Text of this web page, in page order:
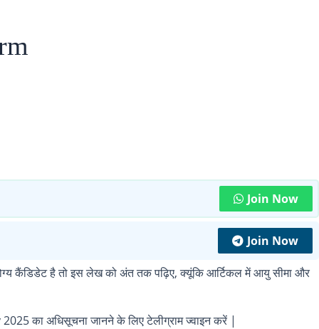
Join Now
Join Now
कैंडिडेट है तो इस लेख को अंत तक पढ़िए, क्यूंकि आर्टिकल में आयु सीमा और
का अधिसूचना जानने के लिए टेलीग्राम ज्वाइन करें |